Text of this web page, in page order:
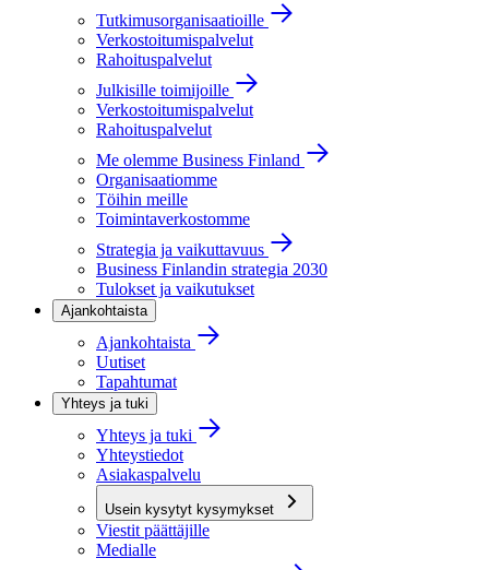
Tutkimusorganisaatioille
Verkostoitumispalvelut
Rahoituspalvelut
Julkisille toimijoille
Verkostoitumispalvelut
Rahoituspalvelut
Me olemme Business Finland
Organisaatiomme
Töihin meille
Toimintaverkostomme
Strategia ja vaikuttavuus
Business Finlandin strategia 2030
Tulokset ja vaikutukset
Ajankohtaista
Ajankohtaista
Uutiset
Tapahtumat
Yhteys ja tuki
Yhteys ja tuki
Yhteystiedot
Asiakaspalvelu
Usein kysytyt kysymykset
Viestit päättäjille
Medialle